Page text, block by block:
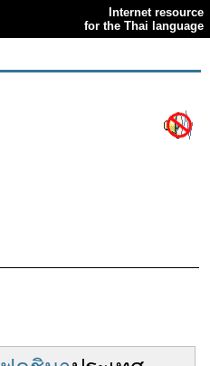
Internet resource
for the Thai language